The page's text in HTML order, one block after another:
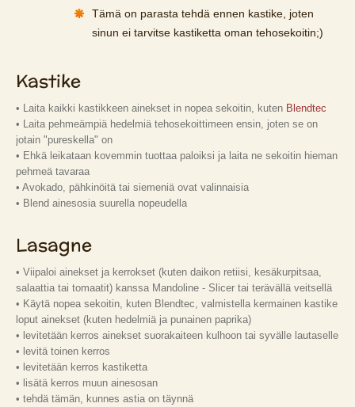
Tämä on parasta tehdä ennen kastike, joten
sinun ei tarvitse kastiketta oman tehosekoitin;)
Kastike
• Laita kaikki kastikkeen ainekset in nopea sekoitin, kuten Blendtec
• Laita pehmeämpiä hedelmiä tehosekoittimeen ensin, joten se on
jotain "pureskella" on
• Ehkä leikataan kovemmin tuottaa paloiksi ja laita ne sekoitin hieman
pehmeä tavaraa
• Avokado, pähkinöitä tai siemeniä ovat valinnaisia
• Blend ainesosia suurella nopeudella
Lasagne
• Viipaloi ainekset ja kerrokset (kuten daikon retiisi, kesäkurpitsaa,
salaattia tai tomaatit) kanssa Mandoline - Slicer tai terävällä veitsellä
• Käytä nopea sekoitin, kuten Blendtec, valmistella kermainen kastike
loput ainekset (kuten hedelmiä ja punainen paprika)
• levitetään kerros ainekset suorakaiteen kulhoon tai syvälle lautaselle
• levitä toinen kerros
• levitetään kerros kastiketta
• lisätä kerros muun ainesosan
• tehdä tämän, kunnes astia on täynnä